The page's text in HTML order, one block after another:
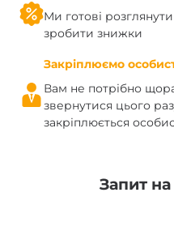
Ми готові
зробити знижки
Закріплюємо
Вам не потрібно
звернутися цього
закріплюється
Запит